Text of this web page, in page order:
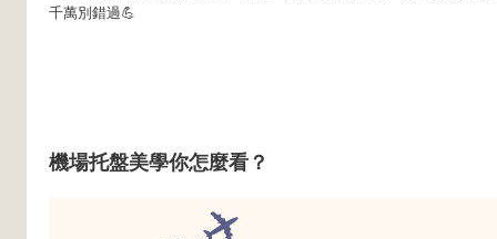
千萬別錯過💪
機場托盤美學你怎麼看？